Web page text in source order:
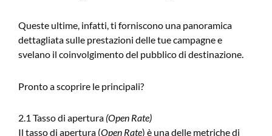
Queste ultime, infatti, ti forniscono una panoramica
dettagliata sulle prestazioni delle tue campagne e
svelano il coinvolgimento del pubblico di destinazione.
Pronto a scoprire le principali?
2.1 Tasso di apertura (Open Rate)
Il tasso di apertura (Open Rate) è una delle metriche di